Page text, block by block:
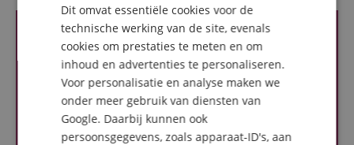
ITALIAN
SPANISH
Dit omvat essentiële cookies voor de
technische werking van de site, evenals
cookies om prestaties te meten en om
inhoud en advertenties te personaliseren.
Voor personalisatie en analyse maken we
onder meer gebruik van diensten van
Google. Daarbij kunnen ook
persoonsgegevens, zoals apparaat-ID's, aan